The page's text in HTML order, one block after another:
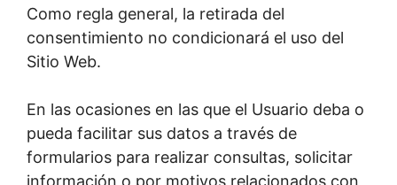
Como regla general, la retirada del
consentimiento no condicionará el uso del
Sitio Web.
En las ocasiones en las que el Usuario deba o
pueda facilitar sus datos a través de
formularios para realizar consultas, solicitar
información o por motivos relacionados con